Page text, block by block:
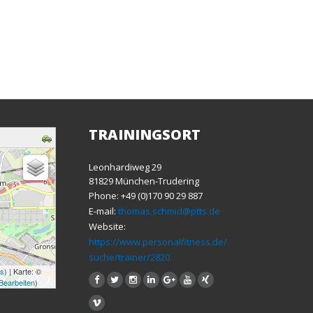
) | Karte: ©
)
TRAININGSORT
Leonhardiweg 29
81829 München-Trudering
Phone: +49 (0)170 90 29 887
E-mail: thomas.schmid@ptts.de
Website:
https://www.personalfitness.de/
suche/trainer/2820